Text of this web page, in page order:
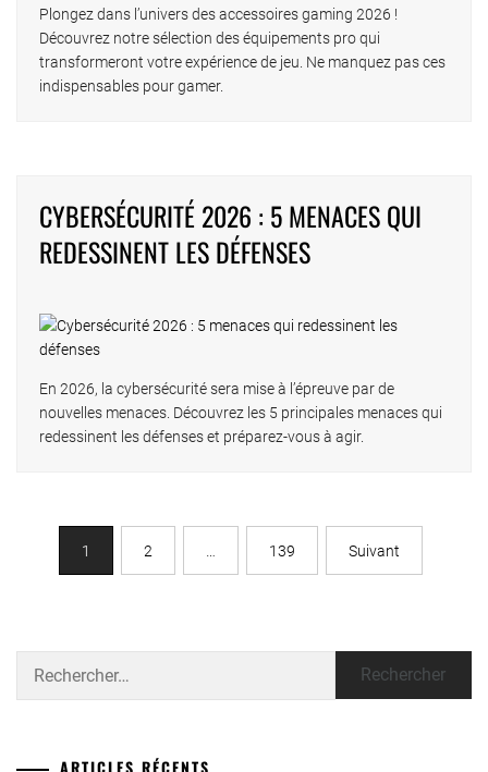
Plongez dans l’univers des accessoires gaming 2026 !
Découvrez notre sélection des équipements pro qui
transformeront votre expérience de jeu. Ne manquez pas ces
indispensables pour gamer.
CYBERSÉCURITÉ 2026 : 5 MENACES QUI
REDESSINENT LES DÉFENSES
En 2026, la cybersécurité sera mise à l’épreuve par de
nouvelles menaces. Découvrez les 5 principales menaces qui
redessinent les défenses et préparez-vous à agir.
1 2 139 Suivant
ARTICLES RÉCENTS